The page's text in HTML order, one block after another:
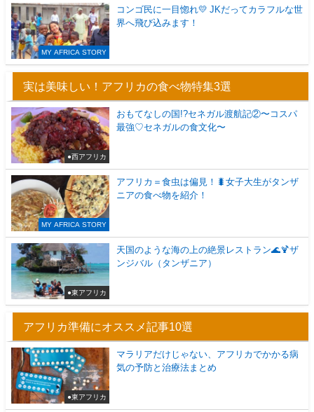
MY AFRICA STORY
コンゴ民に一目惚れ💛 JKだってカラフルな世
界へ飛び込みます！
実は美味しい！アフリカの食べ物特集3選
●西アフリカ
おもてなしの国!?セネガル渡航記②〜コスパ
最強♡セネガルの食文化〜
MY AFRICA STORY
アフリカ＝食虫は偏見！🐛女子大生がタンザ
ニアの食べ物を紹介！
●東アフリカ
天国のような海の上の絶景レストラン🌊🍹ザ
ンジバル（タンザニア）
アフリカ準備にオススメ記事10選
●東アフリカ
マラリアだけじゃない、アフリカでかかる病
気の予防と治療法まとめ